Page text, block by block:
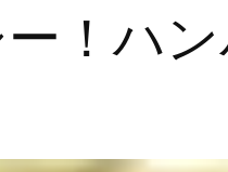
！ハ